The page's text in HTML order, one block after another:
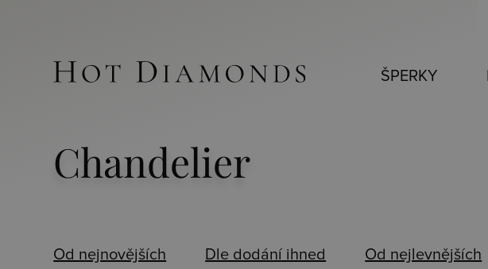
ŠPERKY
Chandelier
Od nejnovějších Dle dodání ihned Od nejlevnějších